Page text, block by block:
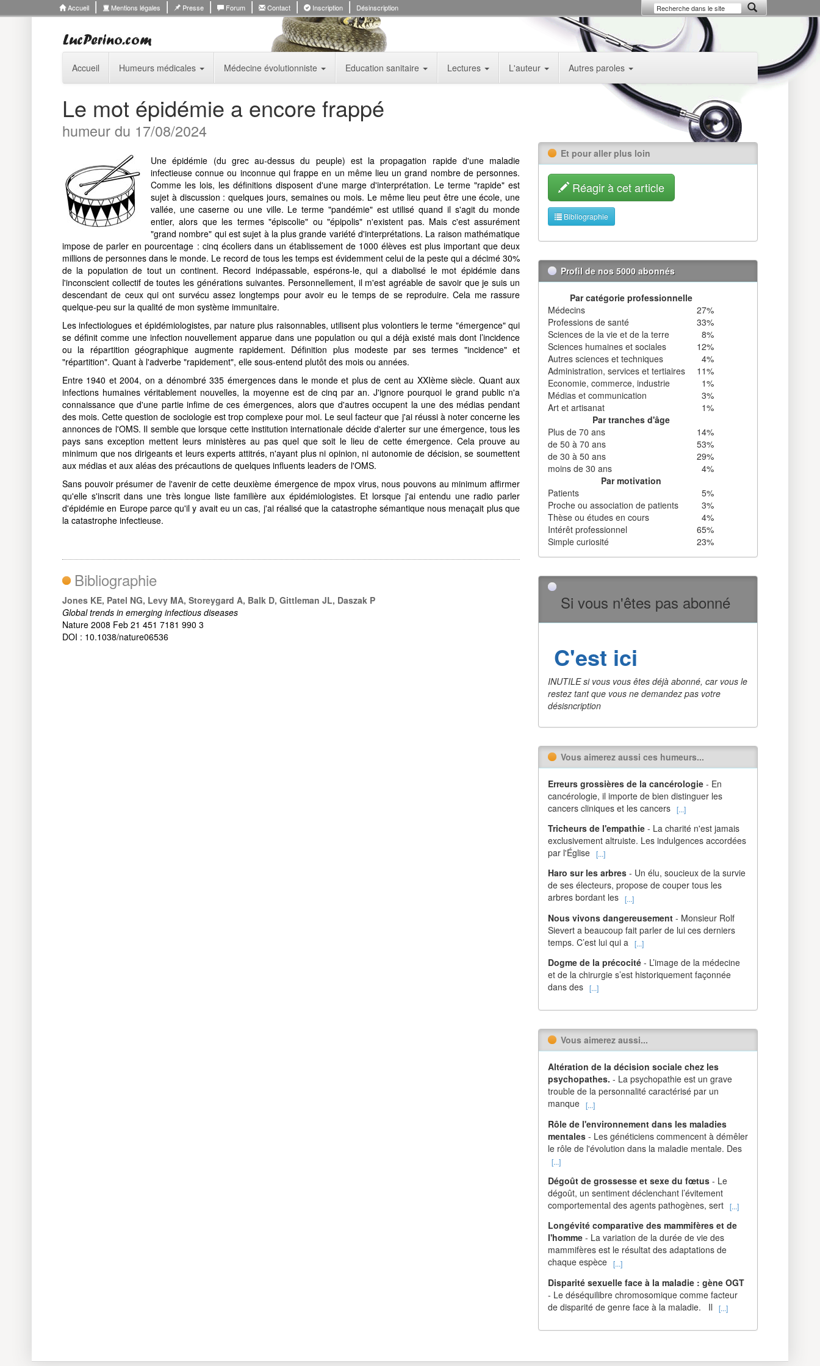
Accueil Mentions légales Presse Forum Contact Inscription Désinscription
Accueil Humeurs médicales Médecine évolutionniste Education sanitaire Lectures L'auteur Autres paroles
Le mot épidémie a encore frappé
humeur du 17/08/2024
Une épidémie (du grec au-dessus du peuple) est la propagation rapide d'une maladie
infectieuse connue ou inconnue qui frappe en un même lieu un grand nombre de personnes.
Comme les lois, les définitions disposent d'une marge d'interprétation. Le terme "rapide" est
sujet à discussion : quelques jours, semaines ou mois. Le même lieu peut être une école, une
vallée, une caserne ou une ville. Le terme "pandémie" est utilisé quand il s'agit du monde
entier, alors que les termes "épiscolie" ou "épipolis" n'existent pas. Mais c'est assurément
"grand nombre" qui est sujet à la plus grande variété d'interprétations. La raison mathématique
impose de parler en pourcentage : cinq écoliers dans un établissement de 1000 élèves est plus important que deux
millions de personnes dans le monde. Le record de tous les temps est évidemment celui de la peste qui a décimé 30%
de la population de tout un continent. Record indépassable, espérons-le, qui a diabolisé le mot épidémie dans
l'inconscient collectif de toutes les générations suivantes. Personnellement, il m'est agréable de savoir que je suis un
descendant de ceux qui ont survécu assez longtemps pour avoir eu le temps de se reproduire. Cela me rassure
quelque-peu sur la qualité de mon système immunitaire.
Les infectiologues et épidémiologistes, par nature plus raisonnables, utilisent plus volontiers le terme "émergence" qui
se définit comme une infection nouvellement apparue dans une population ou qui a déjà existé mais dont l’incidence
ou la répartition géographique augmente rapidement. Définition plus modeste par ses termes "incidence" et
"répartition". Quant à l'adverbe "rapidement", elle sous-entend plutôt des mois ou années.
Entre 1940 et 2004, on a dénombré 335 émergences dans le monde et plus de cent au XXIème siècle. Quant aux
infections humaines véritablement nouvelles, la moyenne est de cinq par an. J'ignore pourquoi le grand public n'a
connaissance que d'une partie infime de ces émergences, alors que d'autres occupent la une des médias pendant
des mois. Cette question de sociologie est trop complexe pour moi. Le seul facteur que j'ai réussi à noter concerne les
annonces de l'OMS. Il semble que lorsque cette institution internationale décide d'alerter sur une émergence, tous les
pays sans exception mettent leurs ministères au pas quel que soit le lieu de cette émergence. Cela prouve au
minimum que nos dirigeants et leurs experts attitrés, n'ayant plus ni opinion, ni autonomie de décision, se soumettent
aux médias et aux aléas des précautions de quelques influents leaders de l'OMS.
Sans pouvoir présumer de l'avenir de cette deuxième émergence de mpox virus, nous pouvons au minimum affirmer
qu'elle s'inscrit dans une très longue liste familière aux épidémiologistes. Et lorsque j'ai entendu une radio parler
d'épidémie en Europe parce qu'il y avait eu un cas, j'ai réalisé que la catastrophe sémantique nous menaçait plus que
la catastrophe infectieuse.
Bibliographie
Jones KE, Patel NG, Levy MA, Storeygard A, Balk D, Gittleman JL, Daszak P
Global trends in emerging infectious diseases
Nature 2008 Feb 21 451 7181 990 3
DOI : 10.1038/nature06536
Et pour aller plus loin
Réagir à cet article
Bibliographie
Profil de nos 5000 abonnés
Par catégorie professionnelle
Médecins
27%
Professions de santé
33%
Sciences de la vie et de la terre
8%
Sciences humaines et sociales
12%
Autres sciences et techniques
4%
Administration, services et tertiaires
11%
Economie, commerce, industrie
1%
Médias et communication
3%
Art et artisanat
1%
Par tranches d'âge
Plus de 70 ans
14%
de 50 à 70 ans
53%
de 30 à 50 ans
29%
moins de 30 ans
4%
Par motivation
Patients
5%
Proche ou association de patients
3%
Thèse ou études en cours
4%
Intérêt professionnel
65%
Simple curiosité
23%
Si vous n'êtes pas abonné
C'est ici
INUTILE si vous vous êtes déjà abonné, car vous le
restez tant que vous ne demandez pas votre
désisncription
Vous aimerez aussi ces humeurs...
Erreurs grossières de la cancérologie - En
cancérologie, il importe de bien distinguer les
cancers cliniques et les cancers [...]
Tricheurs de l'empathie - La charité n'est jamais
exclusivement altruiste. Les indulgences accordées
par l'Église [...]
Haro sur les arbres - Un élu, soucieux de la survie
de ses électeurs, propose de couper tous les
arbres bordant les [...]
Nous vivons dangereusement - Monsieur Rolf
Sievert a beaucoup fait parler de lui ces derniers
temps. C’est lui qui a
[...]
Dogme de la précocité - L’image de la médecine
et de la chirurgie s’est historiquement façonnée
dans des [...]
Vous aimerez aussi...
Altération de la décision sociale chez les
psychopathes. - La psychopathie est un grave
trouble de la personnalité caractérisé par un
manque [...]
Rôle de l'environnement dans les maladies
mentales - Les généticiens commencent à démêler
le rôle de l'évolution dans la maladie mentale. Des
[...]
Dégoût de grossesse et sexe du fœtus - Le
dégoût, un sentiment déclenchant l’évitement
comportemental des agents pathogènes, sert [...]
Longévité comparative des mammifères et de
l'homme - La variation de la durée de vie des
mammifères est le résultat des adaptations de
chaque espèce [...]
Disparité sexuelle face à la maladie : gène OGT
- Le déséquilibre chromosomique comme facteur
de disparité de genre face à la maladie. Il
[...]